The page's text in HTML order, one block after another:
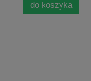
do koszyka